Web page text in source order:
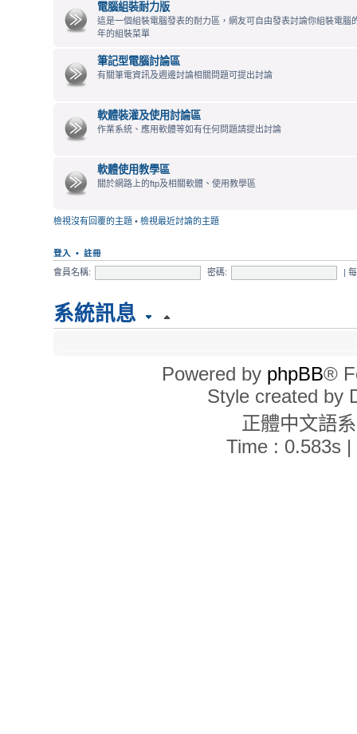
電腦組裝耐力版
這是一個組裝電腦發表的耐力區，網友可自由發表討論你組裝電腦
年的組裝菜單
筆記型電腦討論區
有關筆電資訊及週邊討論相關問題可提出討論
軟體裝灌及使用討論區
作業系統、應用軟體等如有任何問題請提出討論
軟體使用教學區
關於網路上的ftp及相關軟體、使用教學區
檢視沒有回覆的主題 • 檢視最近討論的主題
登入 • 註冊
會員名稱:
密碼: |
系統訊息
所有顯示的時間為 UTC + 8 小時
現在的時間是 2026年 8月 9日, 16:19
位使用者：0 位註冊會員、0 位隱形會員和 42 位訪客 (這些資料
2026年 3月 7日, 22:20
Powered by phpBB®
Style created by
正體中文語
Time : 0.583s